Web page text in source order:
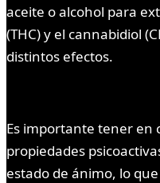
aceite o alcohol para
(THC) y el cannabidiol
distintos efectos.
Es importante tener en
propiedades
estado de ánimo, lo